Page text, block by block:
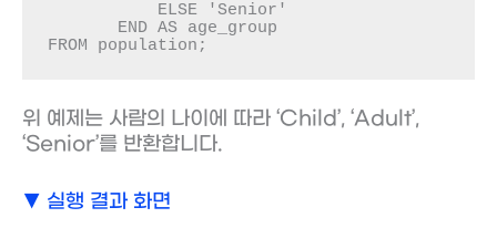
FROM population;
위 예제는 사람의 나이에 따라 ‘Child’, ‘Adult’,
‘Senior’를 반환합니다.
▼ 실행 결과 화면